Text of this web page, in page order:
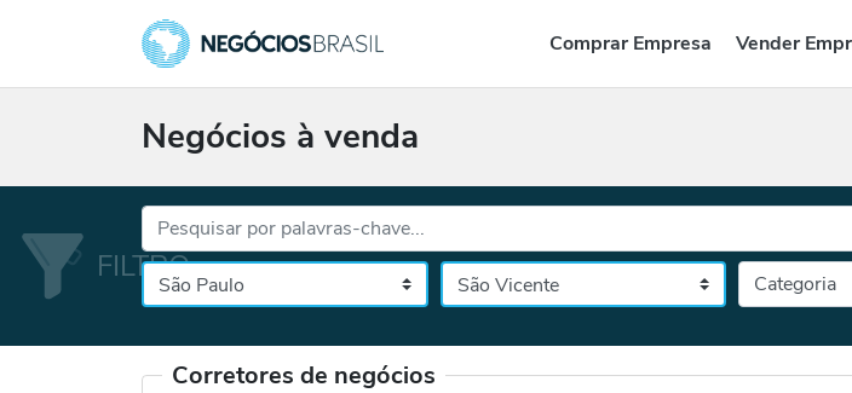
Comprar Empresa Vender
Negócios à venda
Palavras-chave...
Cidade
Selecione o estado, depois a cidade
Categoria
Corretores de negócios